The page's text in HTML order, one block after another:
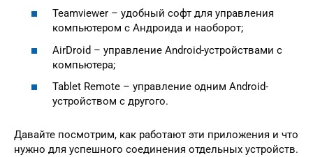
Teamviewer – удобный софт для управления
компьютером с Андроида и наоборот;
AirDroid – управление Android-устройствами с
компьютера;
Tablet Remote – управление одним Android-
устройством с другого.
Давайте посмотрим, как работают эти приложения и что
нужно для успешного соединения отдельных устройств.